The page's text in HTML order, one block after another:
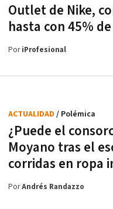
Outlet de Nike,
hasta con 45%
PoriProfesional
¿Puede el
Moyano tras el
corridas en ropa
ACTUALIDAD / Polémica
PorAndrés Randazzo